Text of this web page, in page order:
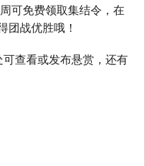
可免费领取集结令，在
团战优胜哦！
可查看或发布悬赏，还有